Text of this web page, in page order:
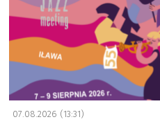
07.08.2026 (13:31)